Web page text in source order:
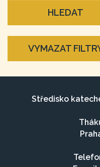
HLEDAT
VYMAZAT
Středisko